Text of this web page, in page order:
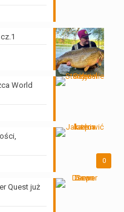
World
0
Quest już